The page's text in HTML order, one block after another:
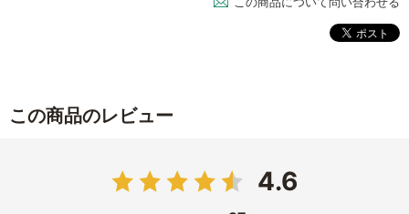
この商品のレビュー
4.6